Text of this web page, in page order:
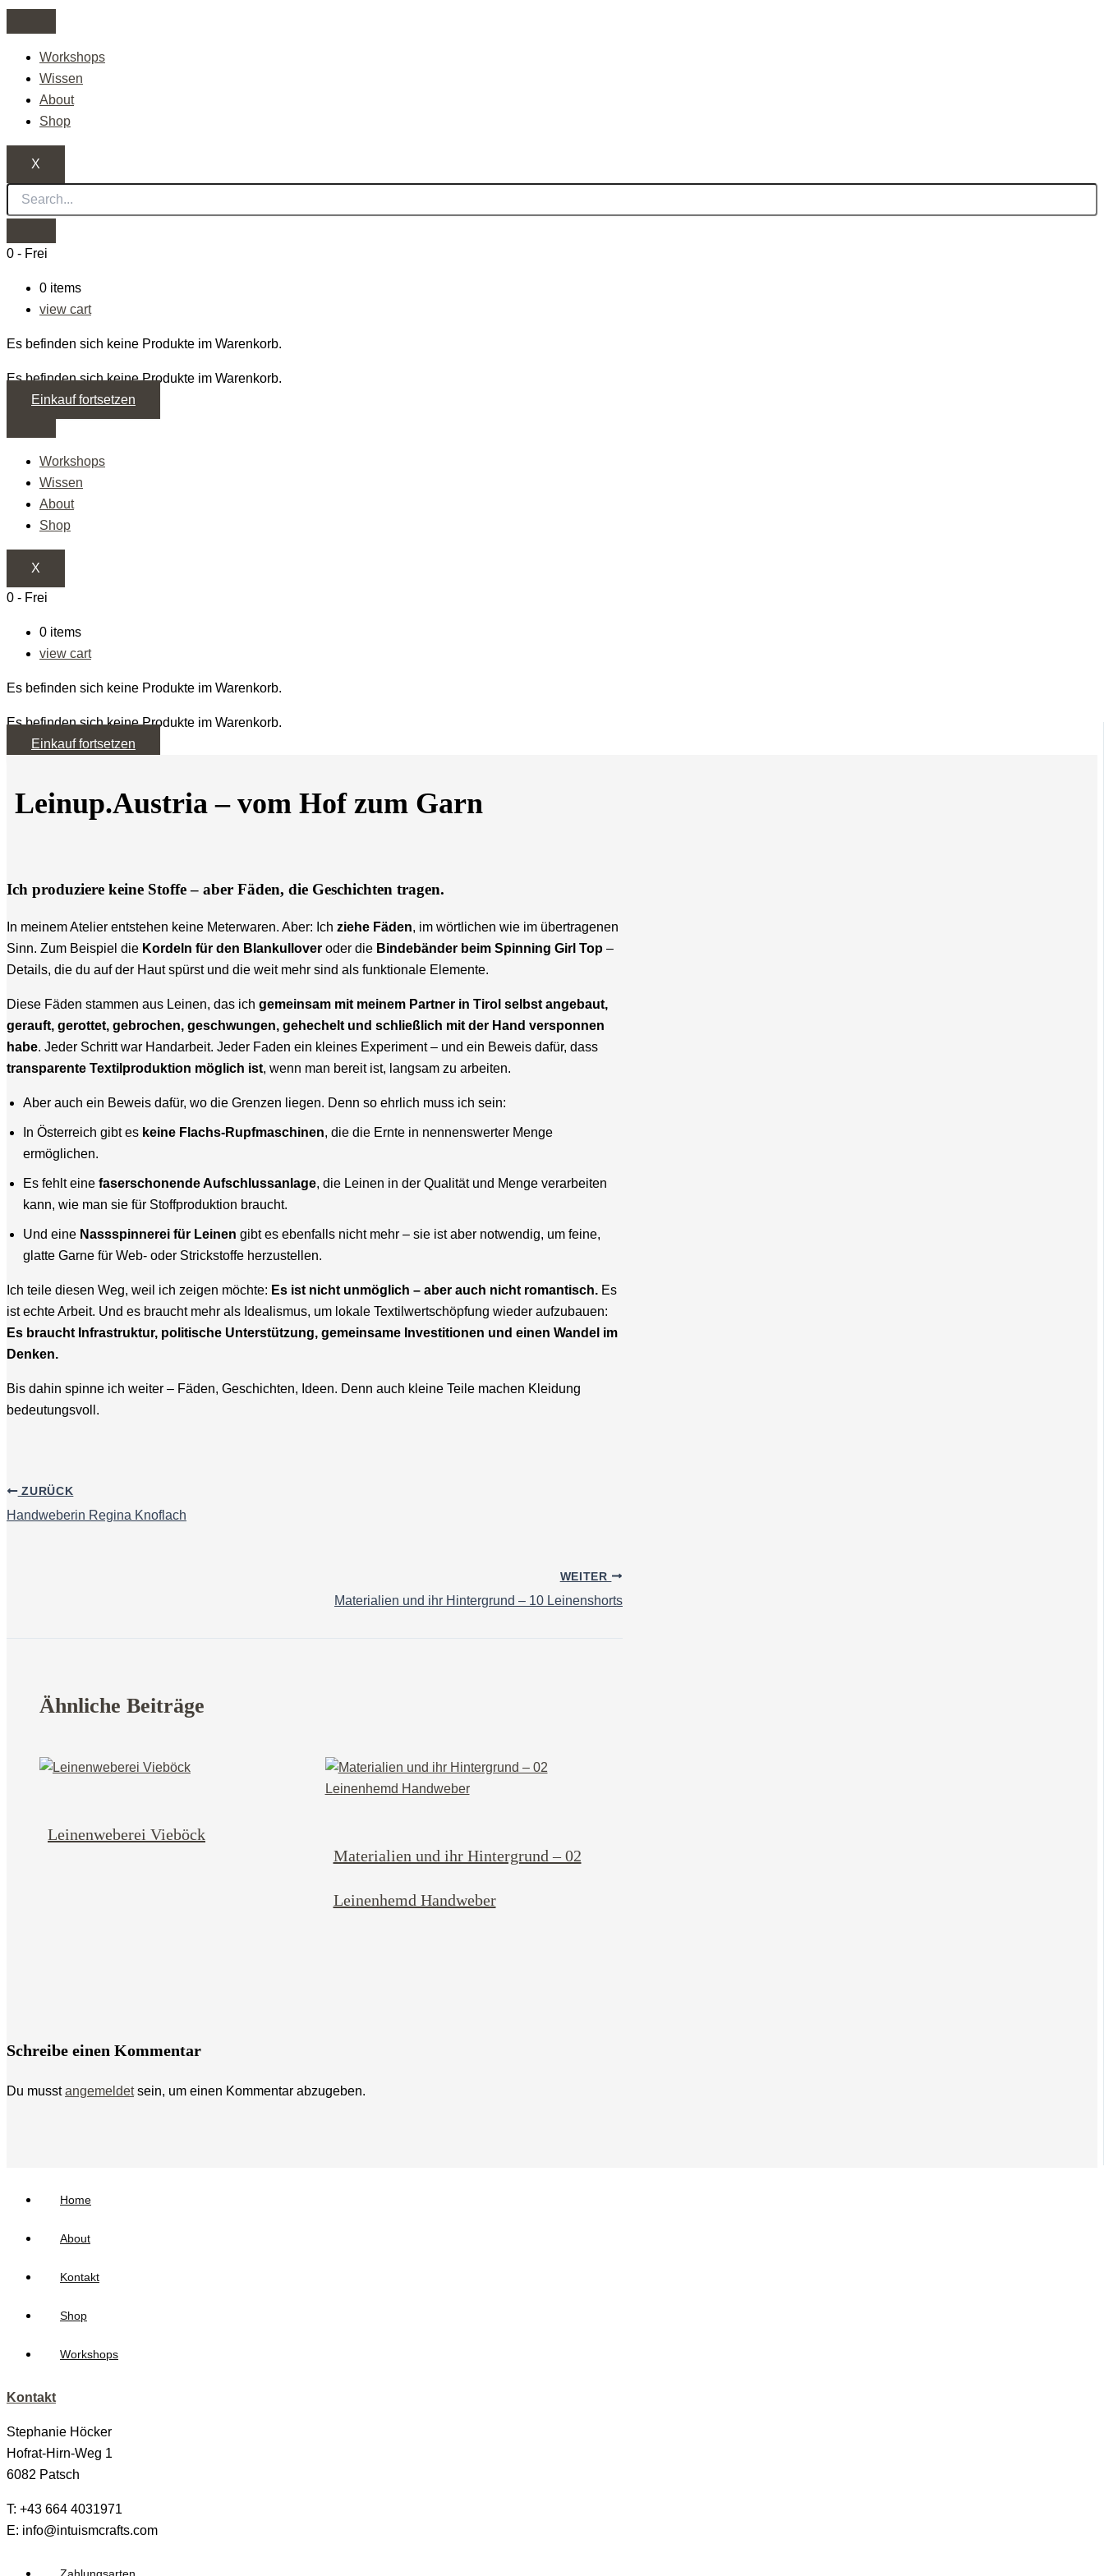
Zum
Inhalt
springenWorkshops
Wissen
About
Shop
X
0 - Frei
0 items
view cart
Es befinden sich keine Produkte im Warenkorb.
Es befinden sich keine Produkte im Warenkorb.
Einkauf fortsetzen
Workshops
Wissen
About
Shop
X
0 - Frei
0 items
view cart
Es befinden sich keine Produkte im Warenkorb.
Es befinden sich keine Produkte im Warenkorb.
Einkauf fortsetzen
Leinup.Austria – vom Hof zum Garn
Ich produziere keine Stoffe – aber Fäden, die Geschichten tragen.
In meinem Atelier entstehen keine Meterwaren. Aber: Ich ziehe Fäden, im wörtlichen wie im übertragenen
Sinn. Zum Beispiel die Kordeln für den Blankullover oder die Bindebänder beim Spinning Girl Top –
Details, die du auf der Haut spürst und die weit mehr sind als funktionale Elemente.
Diese Fäden stammen aus Leinen, das ich gemeinsam mit meinem Partner in Tirol selbst angebaut,
gerauft, gerottet, gebrochen, geschwungen, gehechelt und schließlich mit der Hand versponnen
habe. Jeder Schritt war Handarbeit. Jeder Faden ein kleines Experiment – und ein Beweis dafür, dass
transparente Textilproduktion möglich ist, wenn man bereit ist, langsam zu arbeiten.
Aber auch ein Beweis dafür, wo die Grenzen liegen. Denn so ehrlich muss ich sein:
In Österreich gibt es keine Flachs-Rupfmaschinen, die die Ernte in nennenswerter Menge
ermöglichen.
Es fehlt eine faserschonende Aufschlussanlage, die Leinen in der Qualität und Menge verarbeiten
kann, wie man sie für Stoffproduktion braucht.
Und eine Nassspinnerei für Leinen gibt es ebenfalls nicht mehr – sie ist aber notwendig, um feine,
glatte Garne für Web- oder Strickstoffe herzustellen.
Ich teile diesen Weg, weil ich zeigen möchte: Es ist nicht unmöglich – aber auch nicht romantisch. Es
ist echte Arbeit. Und es braucht mehr als Idealismus, um lokale Textilwertschöpfung wieder aufzubauen:
Es braucht Infrastruktur, politische Unterstützung, gemeinsame Investitionen und einen Wandel im
Denken.
Bis dahin spinne ich weiter – Fäden, Geschichten, Ideen. Denn auch kleine Teile machen Kleidung
bedeutungsvoll.
ZURÜCK
Handweberin Regina Knoflach
WEITER
Materialien und ihr Hintergrund – 10 Leinenshorts
Ähnliche Beiträge
Leinenweberei Vieböck
Materialien und ihr Hintergrund – 02
Leinenhemd Handweber
Schreibe einen Kommentar
Du musstangemeldetsein, um einen Kommentar abzugeben.
Home
About
Kontakt
Shop
Workshops
Kontakt
Stephanie Höcker
Hofrat-Hirn-Weg 1
6082 Patsch
T: +43 664 4031971
E: info@intuismcrafts.com